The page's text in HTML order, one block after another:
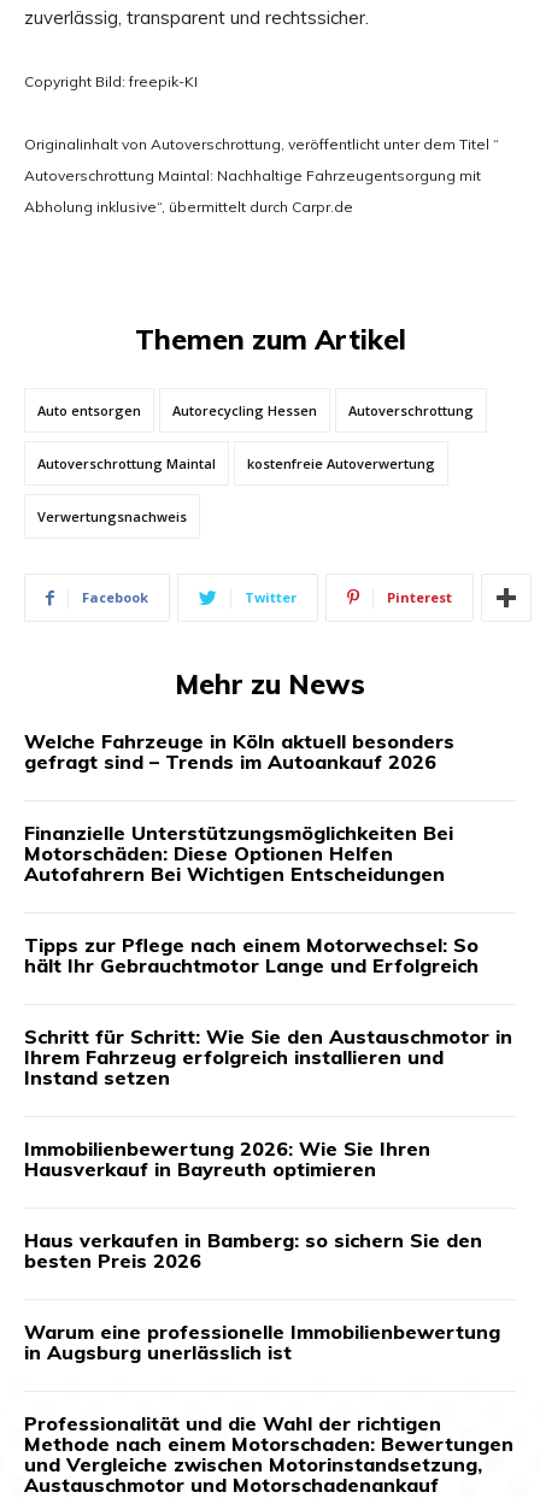
zuverlässig, transparent und rechtssicher.
Copyright Bild: freepik-KI
Originalinhalt von Autoverschrottung, veröffentlicht unter dem Titel “
Autoverschrottung Maintal: Nachhaltige Fahrzeugentsorgung mit
Abholung inklusive“, übermittelt durch Carpr.de
Themen zum Artikel
Auto entsorgen Autorecycling Hessen Autoverschrottung
Autoverschrottung Maintal kostenfreie Autoverwertung
Verwertungsnachweis
Facebook Twitter Pinterest
Mehr zu News
Welche Fahrzeuge in Köln aktuell besonders
gefragt sind – Trends im Autoankauf 2026
Finanzielle Unterstützungsmöglichkeiten Bei
Motorschäden: Diese Optionen Helfen
Autofahrern Bei Wichtigen Entscheidungen
Tipps zur Pflege nach einem Motorwechsel: So
hält Ihr Gebrauchtmotor Lange und Erfolgreich
Schritt für Schritt: Wie Sie den Austauschmotor in
Ihrem Fahrzeug erfolgreich installieren und
Instand setzen
Immobilienbewertung 2026: Wie Sie Ihren
Hausverkauf in Bayreuth optimieren
Haus verkaufen in Bamberg: so sichern Sie den
besten Preis 2026
Warum eine professionelle Immobilienbewertung
in Augsburg unerlässlich ist
Professionalität und die Wahl der richtigen
Methode nach einem Motorschaden: Bewertungen
und Vergleiche zwischen Motorinstandsetzung,
Austauschmotor und Motorschadenankauf